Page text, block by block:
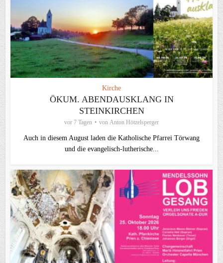
Kirche
ÖKUM. ABENDAUSKLANG IN
STEINKIRCHEN
vor 7 Tagen von Anton Hötzelsperger
Auch in diesem August laden die Katholische Pfarrei Törwang
und die evangelisch‑lutherische...